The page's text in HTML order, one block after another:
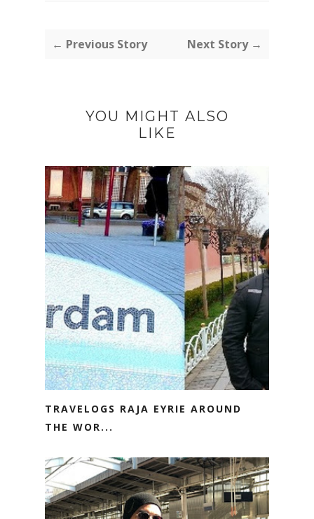
← Previous Story Next Story →
YOU MIGHT ALSO
LIKE
TRAVELOGS RAJA EYRIE AROUND
THE WOR...